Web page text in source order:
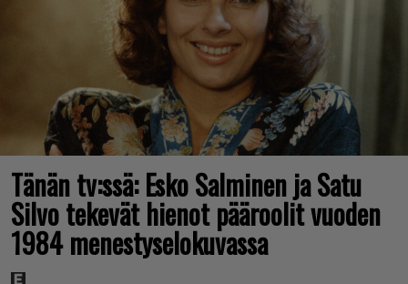
Tänän tv:ssä: Esko Salminen ja Satu
Silvo tekevät hienot pääroolit vuoden
1984 menestyselokuvassa